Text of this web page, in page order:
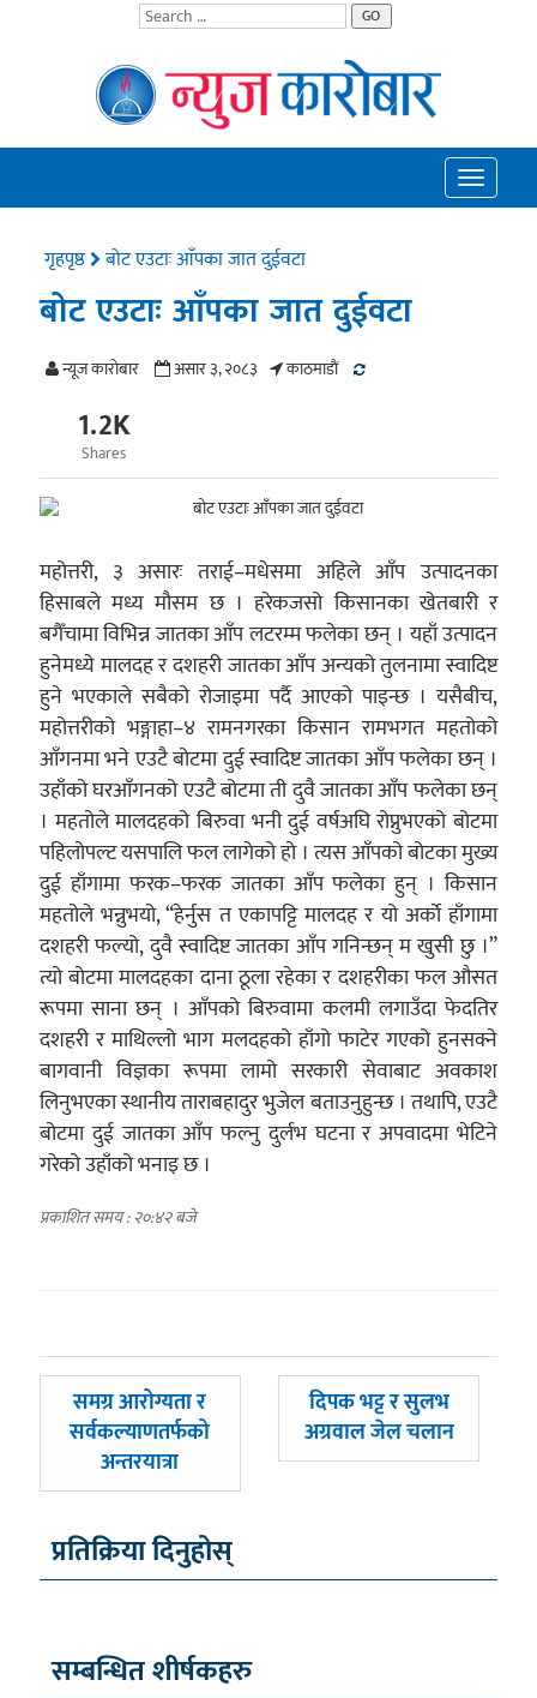
GO
Toggle
गृहपृष्ठ बोट एउटाः आँपका जात दुईवटा
बोट एउटाः आँपका जात दुईवटा
न्यूज काराेबार असार ३, २०८३ काठमाडाैं
1.2K
Shares
महोत्तरी, ३ असारः तराई–मधेसमा अहिले आँप उत्पादनका
हिसाबले मध्य मौसम छ । हरेकजसो किसानका खेतबारी र
बगैँचामा विभिन्न जातका आँप लटरम्म फलेका छन् । यहाँ उत्पादन
हुनेमध्ये मालदह र दशहरी जातका आँप अन्यको तुलनामा स्वादिष्ट
हुने भएकाले सबैको रोजाइमा पर्दै आएको पाइन्छ । यसैबीच,
महोत्तरीको भङ्गाहा–४ रामनगरका किसान रामभगत महतोको
आँगनमा भने एउटै बोटमा दुई स्वादिष्ट जातका आँप फलेका छन् ।
उहाँको घरआँगनको एउटै बोटमा ती दुवै जातका आँप फलेका छन्
। महतोले मालदहको बिरुवा भनी दुई वर्षअघि रोप्नुभएको बोटमा
पहिलोपल्ट यसपालि फल लागेको हो । त्यस आँपको बोटका मुख्य
दुई हाँगामा फरक–फरक जातका आँप फलेका हुन् । किसान
महतोले भन्नुभयो, “हेर्नुस त एकापट्टि मालदह र यो अर्काे हाँगामा
दशहरी फल्यो, दुवै स्वादिष्ट जातका आँप गनिन्छन् म खुसी छु ।”
त्यो बोटमा मालदहका दाना ठूला रहेका र दशहरीका फल औसत
रूपमा साना छन् । आँपको बिरुवामा कलमी लगाउँदा फेदतिर
दशहरी र माथिल्लो भाग मलदहको हाँगो फाटेर गएको हुनसक्ने
बागवानी विज्ञका रूपमा लामो सरकारी सेवाबाट अवकाश
लिनुभएका स्थानीय ताराबहादुर भुजेल बताउनुहुन्छ । तथापि, एउटै
बोटमा दुई जातका आँप फल्नु दुर्लभ घटना र अपवादमा भेटिने
गरेको उहाँको भनाइ छ ।
प्रकाशित समय : २०:४२ बजे
पछिल्लाे
-
समग्र आरोग्यता र
सर्वकल्याणतर्फको
अन्तरयात्रा
अघिल्लाे
-
दिपक भट्ट र सुलभ
अग्रवाल जेल चलान
प्रतिक्रिया दिनुहोस्
सम्बन्धित शीर्षकहरु